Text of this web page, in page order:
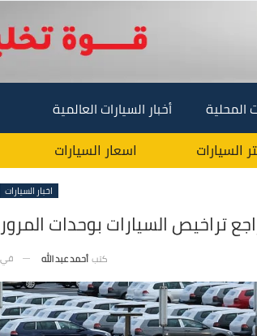
المحلية أخبار السيارات العالمية
السيارات اسعار السيارات
اخبار السيارات
تراخيص السيارات بوحدات
كتب أحمد عبد الله في